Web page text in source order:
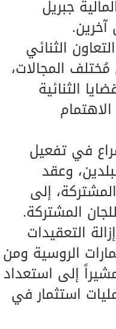
جبريل
آخرين.
الثنائي
المجالات،
الثنائية
في تفعيل
وعقد
إلى
المشتركة.
التعقيدات
الروسية ومن
إلى استعداد
استثمار في